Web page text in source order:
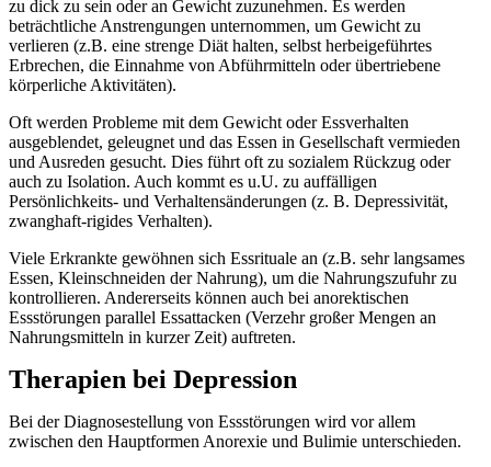
zu dick zu sein oder an Gewicht zuzunehmen. Es werden
beträchtliche Anstrengungen unternommen, um Gewicht zu
verlieren (z.B. eine strenge Diät halten, selbst herbeigeführtes
Erbrechen, die Einnahme von Abführmitteln oder übertriebene
körperliche Aktivitäten).
Oft werden Probleme mit dem Gewicht oder Essverhalten
ausgeblendet, geleugnet und das Essen in Gesellschaft vermieden
und Ausreden gesucht. Dies führt oft zu sozialem Rückzug oder
auch zu Isolation. Auch kommt es u.U. zu auffälligen
Persönlichkeits- und Verhaltensänderungen (z. B. Depressivität,
zwanghaft-rigides Verhalten).
Viele Erkrankte gewöhnen sich Essrituale an (z.B. sehr langsames
Essen, Kleinschneiden der Nahrung), um die Nahrungszufuhr zu
kontrollieren. Andererseits können auch bei anorektischen
Essstörungen parallel Essattacken (Verzehr großer Mengen an
Nahrungsmitteln in kurzer Zeit) auftreten.
Therapien bei Depression
Bei der Diagnosestellung von Essstörungen wird vor allem
zwischen den Hauptformen Anorexie und Bulimie unterschieden.